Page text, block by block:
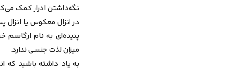
نگه‌داشتن ادرار کمک
در انزال معکوس یا
پدیده‌ای به نام
میزان لذت جنسی ندارد.
به یاد داشته باشید که